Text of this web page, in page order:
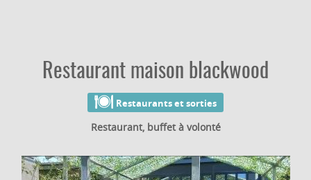
Restaurant maison blackwood
Restaurants et sorties
Restaurant buffet à volonté